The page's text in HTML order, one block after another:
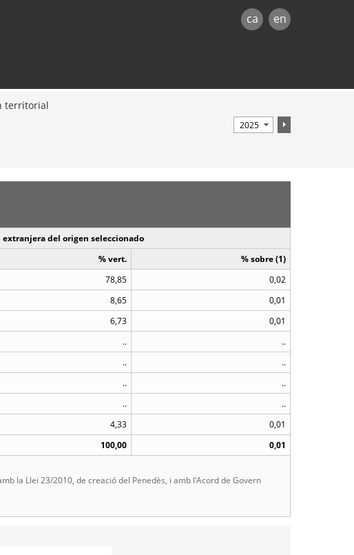
ca en
territorial
extranjera del origen seleccionado
% vert.
% sobre (1)
78,85
0,02
8,65
0,01
6,73
0,01
..
..
..
..
..
..
..
..
4,33
0,01
100,00
0,01
la Llei 23/2010, de creació del Penedès, i amb l'Acord de Govern